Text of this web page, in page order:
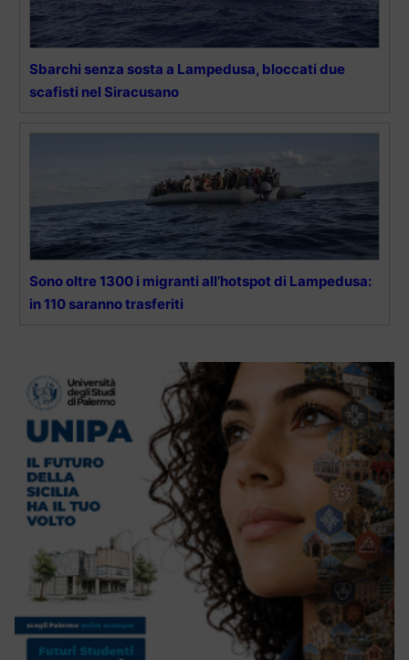
Sbarchi senza sosta a Lampedusa, bloccati due
scafisti nel Siracusano
Sono oltre 1300 i migranti all’hotspot di Lampedusa:
in 110 saranno trasferiti